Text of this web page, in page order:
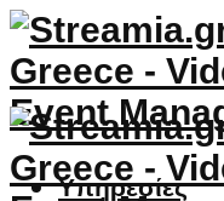
Υπηρεσίες